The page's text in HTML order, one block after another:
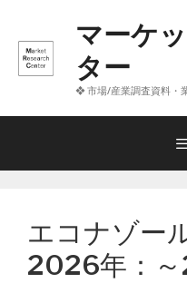
へ
マーケ
ター
❖ 市場/産業調査資料・
エコナゾー
2026年：～